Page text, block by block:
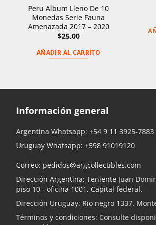
Peru Album Lleno De 10
Monedas Serie Fauna
Amenazada 2017 – 2020
$25,00
AÑADIR AL CARRITO
Información general
Argentina Whatsapp: +54 9 11 3925-7883
Uruguay Whatsapp: +598 91019120
Correo: pedidos@argcollectibles.com
Dirección Argentina: Teniente Juan
piso 10 - oficina 1001. Capital federal.
Dirección Uruguay: Rio negro 1337.
Términos y condiciones: Consulte